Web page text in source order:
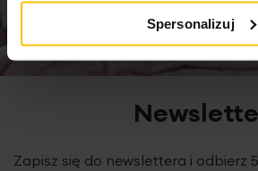
Spersonalizuj
Zapisz się do newslettera i odbierz